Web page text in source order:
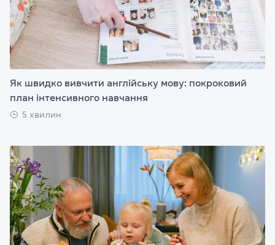
Як швидко вивчити англійську мову: покроковий
план інтенсивного навчання
5 хвилин